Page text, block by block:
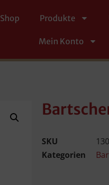
Shop Produkte
Mein Konto
SKU
Kategorien